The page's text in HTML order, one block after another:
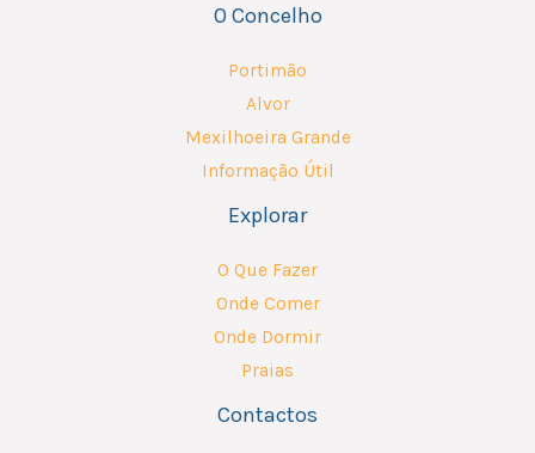
O Concelho
Portimão
Alvor
Mexilhoeira Grande
Informação Útil
Explorar
O Que Fazer
Onde Comer
Onde Dormir
Praias
Contactos